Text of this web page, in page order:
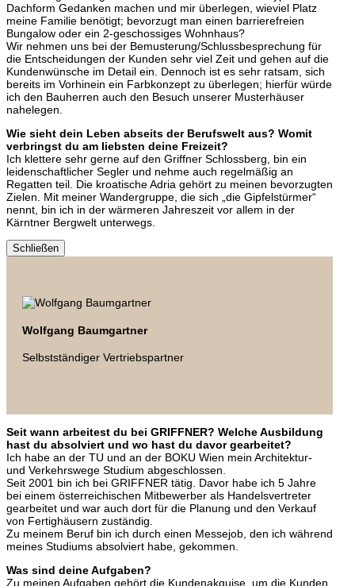
Dachform Gedanken machen und mir überlegen, wieviel Platz
meine Familie benötigt; bevorzugt man einen barrierefreien
Bungalow oder ein 2-geschossiges Wohnhaus?
Wir nehmen uns bei der Bemusterung/Schlussbesprechung für
die Entscheidungen der Kunden sehr viel Zeit und gehen auf die
Kundenwünsche im Detail ein. Dennoch ist es sehr ratsam, sich
bereits im Vorhinein ein Farbkonzept zu überlegen; hierfür würde
ich den Bauherren auch den Besuch unserer Musterhäuser
nahelegen.
Wie sieht dein Leben abseits der Berufswelt aus? Womit
verbringst du am liebsten deine Freizeit?
Ich klettere sehr gerne auf den Griffner Schlossberg, bin ein
leidenschaftlicher Segler und nehme auch regelmäßig an
Regatten teil. Die kroatische Adria gehört zu meinen bevorzugten
Zielen. Mit meiner Wandergruppe, die sich „die Gipfelstürmer“
nennt, bin ich in der wärmeren Jahreszeit vor allem in der
Kärntner Bergwelt unterwegs.
Schließen
Wolfgang Baumgartner
Selbstständiger Vertriebspartner
Seit wann arbeitest du bei GRIFFNER? Welche Ausbildung
hast du absolviert und wo hast du davor gearbeitet?
Ich habe an der TU und an der BOKU Wien mein Architektur-
und Verkehrswege Studium abgeschlossen.
Seit 2001 bin ich bei GRIFFNER tätig. Davor habe ich 5 Jahre
bei einem österreichischen Mitbewerber als Handelsvertreter
gearbeitet und war auch dort für die Planung und den Verkauf
von Fertighäusern zuständig.
Zu meinem Beruf bin ich durch einen Messejob, den ich während
meines Studiums absolviert habe, gekommen.
Was sind deine Aufgaben?
Zu meinen Aufgaben gehört die Kundenakquise, um die Kunden